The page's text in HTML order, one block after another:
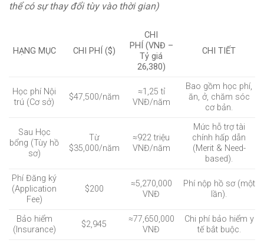
thể có sự thay đổi tùy vào thời gian)
HẠNG MỤC CHI PHÍ ($)
CHI
PHÍ (VNĐ –
Tỷ giá
26,380)
CHI TIẾT
Học phí Nội
trú (Cơ sở)
$47,500/năm
≈1,25 tỉ
VNĐ/năm
Bao gồm học phí,
ăn, ở, chăm sóc
cơ bản.
Sau Học
bổng (Tùy hồ
sơ)
Từ
$35,000/năm
≈922 triệu
VNĐ/năm
Mức hỗ trợ tài
chính hấp dẫn
(Merit & Need-
based).
Phí Đăng ký
(Application
Fee)
$200
≈5,270,000
VNĐ
Phí nộp hồ sơ (một
lần).
Bảo hiểm
(Insurance)
$2,945
≈77,650,000
VNĐ
Chi phí bảo hiểm y
tế bắt buộc.